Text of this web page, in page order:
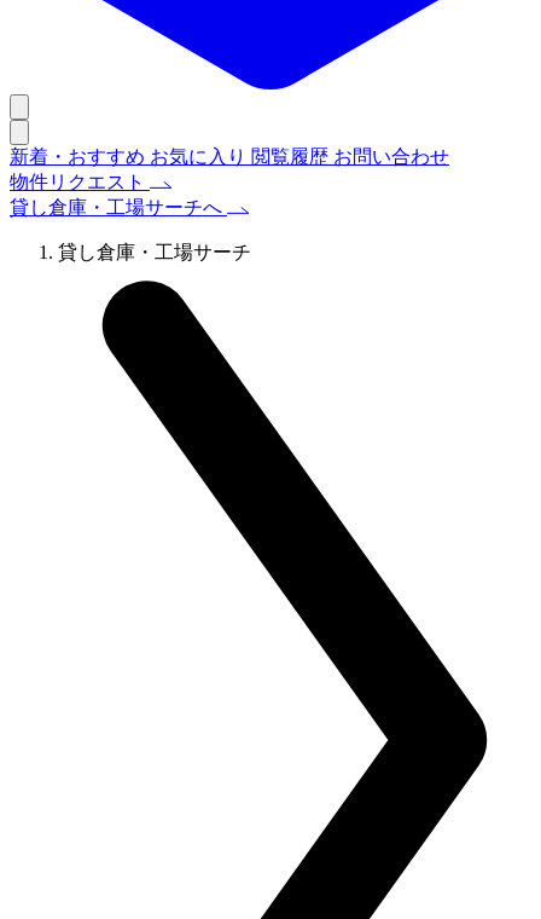
新着・おすすめ お気に入り 閲覧履歴 お問い合わせ
物件リクエスト
貸し倉庫・工場サーチへ
貸し倉庫・工場サーチ